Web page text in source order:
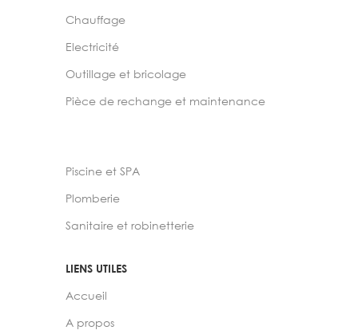
Chauffage
Electricité
Outillage et bricolage
Pièce de rechange et maintenance
Piscine et SPA
Plomberie
Sanitaire et robinetterie
LIENS UTILES
Accueil
A propos